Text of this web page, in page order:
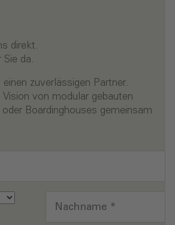
direkt.
da.
einen zuverlässigen Partner.
Vision von modular gebauten
Boardinghouses gemeinsam
Nachname *